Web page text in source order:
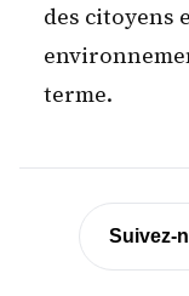
des citoyens
terme.
Suivez-